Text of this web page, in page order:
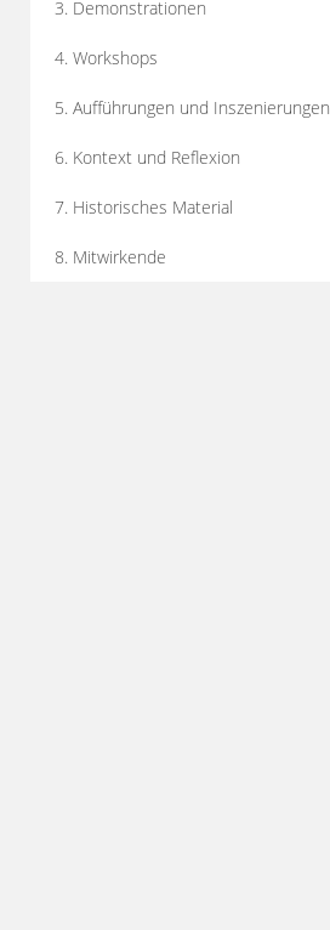
3. Demonstrationen
4. Workshops
5. Aufführungen und Inszenierungen
6. Kontext und Reflexion
7. Historisches Material
8. Mitwirkende